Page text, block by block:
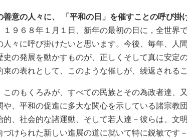
善意の人々に、 「平和の日」を催すことの呼び掛
９６８年１月１日、新年の最初の日に，全世界
人々に呼び掛けたいと思います。今後、毎年、人
史の発展を動かすものが、正しくそして真に安定
束の表れとして、このような催しが、繰返される
のもくろみが、すべての民族とその為政者達、
や、平和の促進に多大な関心を示している諸宗教
的、社会的な諸運動、そして若人達－彼らは、文
づけられた新しい進展の道に就いて特に鋭敏です